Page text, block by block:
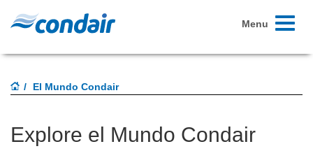
Toggle
Menu
El Mundo Condair
Explore el Mundo Condair